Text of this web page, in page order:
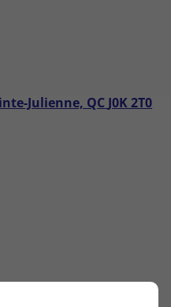
Julienne, QC J0K 2T0